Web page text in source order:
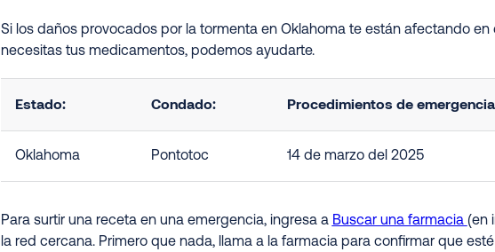
Si los daños provocados por la tormenta en Oklahoma te están afectando
necesitas tus medicamentos, podemos ayudarte.
Estado: Condado: Procedimientos de
Oklahoma Pontotoc 14 de marzo del 2025
Para surtir una receta en una emergencia, ingresa a Buscar una farmacia (en
la red cercana. Primero que nada, llama a la farmacia para confirmar que